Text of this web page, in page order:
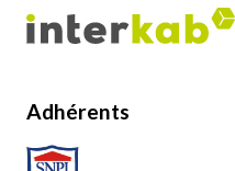
Adhérents